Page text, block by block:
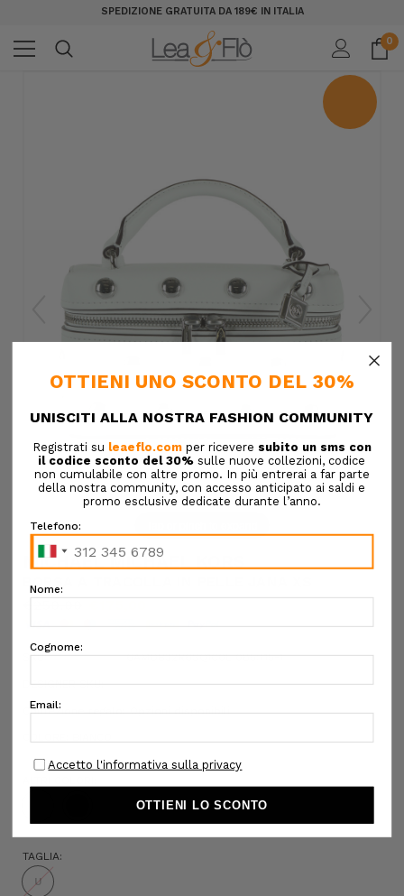
SPEDIZIONE GRATUITA DA 189€ IN ITALIA
0
MICHAEL MICHAEL KORS
BORSA A TRACOLLA IN PELLE JANA XS
SKU: 6AMDB32R6SQ1C0L 085:T15-1
DESIGNER SKU:
Confezione regalo: Opzioni disponibili
TAGLIA:
U
×